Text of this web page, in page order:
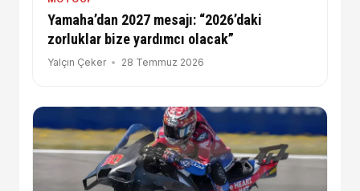
Yamaha’dan 2027 mesajı: “2026’daki
zorluklar bize yardımcı olacak”
Yalçın Çeker 28 Temmuz 2026